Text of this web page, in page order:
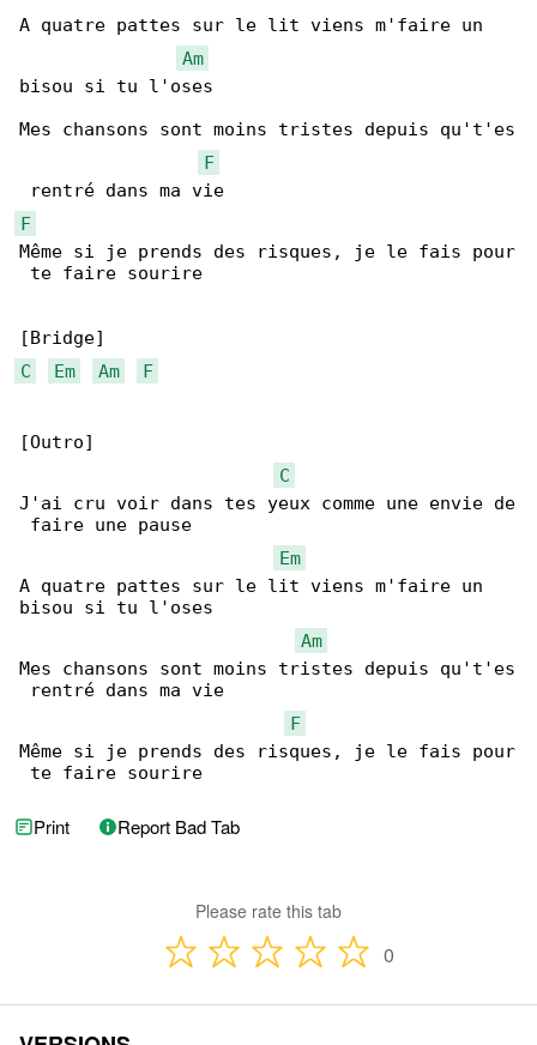
A quatre pattes sur le lit viens m'faire un
Am
bisou si tu l'oses
Mes chansons sont moins tristes depuis qu't'es
F
F
Même si je prends des risques, je le fais pour
te faire sourire
C
Em Am F
[Outro]
C
J'ai cru voir dans tes yeux comme une envie de
faire une pause
Em
A quatre pattes sur le lit viens m'faire un
bisou si tu l'oses
Am
Mes chansons sont moins tristes depuis qu't'es
rentré dans ma vie
F
Même si je prends des risques, je le fais pour
te faire sourire
Print Report Bad Tab
Please rate this tab
0